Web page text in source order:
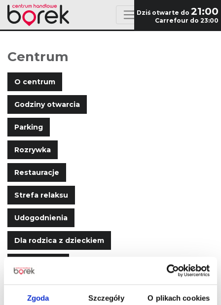
Zgoda Szczegóły O plikach cookies
Dziś otwarte do 21:00
Carrefour do 23:00
Centrum
O centrum
Godziny otwarcia
Parking
Rozrywka
Restauracje
Strefa relaksu
Udogodnienia
Dla rodzica z dzieckiem
Oferty pracy